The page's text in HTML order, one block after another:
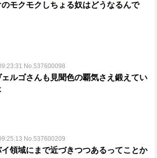
モクモクしちょる奴はどうなるんで
No.537600098
ルゴさんも見聞色の覇気さえ鍛えてい
No.537600209
領域にまで近づきつつあるってことか